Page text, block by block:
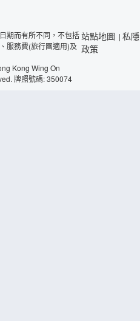
期而有所不同，不包括
服務費(旅行團適用)及
Kong Wing On
牌照號碼: 350074
站點地圖 | 私隱
政策